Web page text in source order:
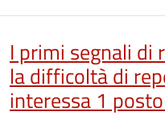
I primi segnali di
la difficoltà di
interessa 1